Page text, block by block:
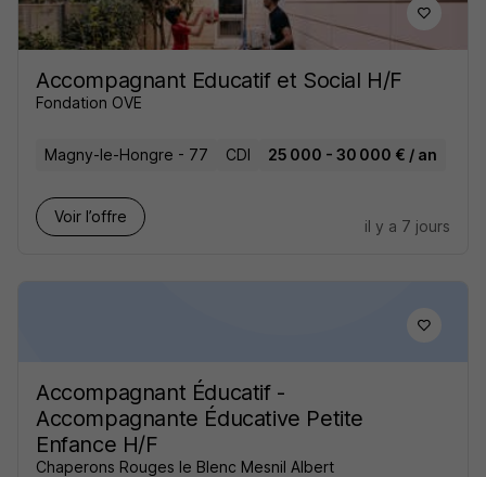
Accompagnant Educatif et Social H/F
Fondation OVE
Magny-le-Hongre - 77 CDI 25 000 - 30 000 € / an
Voir l’offre
il y a 7 jours
Accompagnant Éducatif -
Accompagnante Éducative Petite
Enfance H/F
Chaperons Rouges le Blenc Mesnil Albert